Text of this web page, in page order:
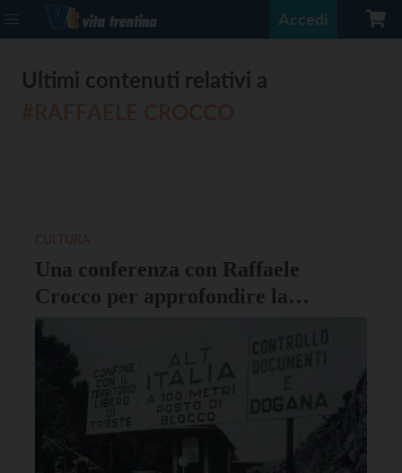
Accedi
Ultimi contenuti relativi a
Una conferenza con Raffaele
Crocco per approfondire la
“questione del confine orientale”